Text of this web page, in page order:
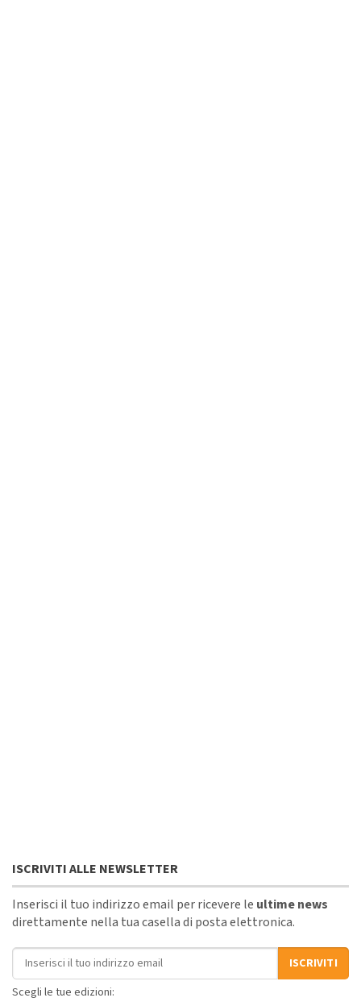
ISCRIVITI ALLE NEWSLETTER
Inserisci il tuo indirizzo email per ricevere le ultime news
direttamente nella tua casella di posta elettronica.
Indirizzo email
ISCRIVITI
Scegli le tue edizioni: